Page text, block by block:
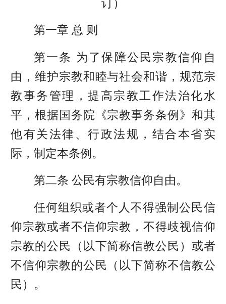
订）
第一章 总 则
第一条 为了保障公民宗教信仰自
由，维护宗教和睦与社会和谐，规范宗
教事务管理，提高宗教工作法治化水
平，根据国务院《宗教事务条例》和其
他有关法律、行政法规，结合本省实
际，制定本条例。
第二条 公民有宗教信仰自由。
任何组织或者个人不得强制公民信
仰宗教或者不信仰宗教，不得歧视信仰
宗教的公民（以下简称信教公民）或者
不信仰宗教的公民（以下简称不信教公
民）。